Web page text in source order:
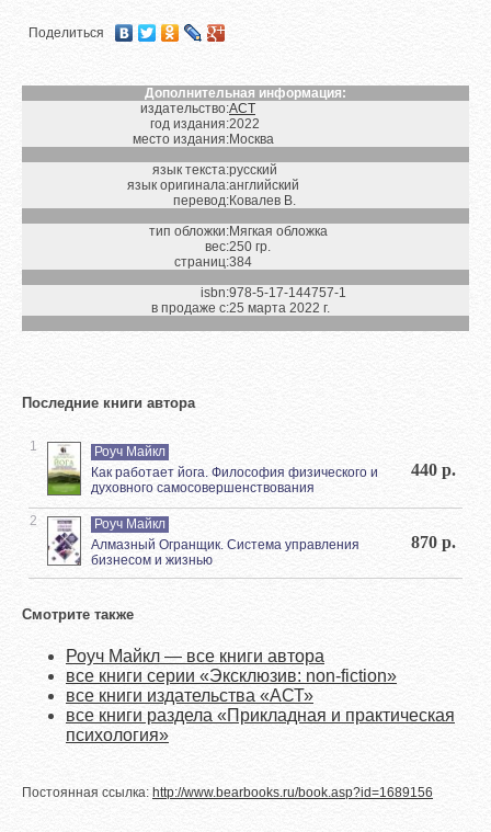
Поделиться
Дополнительная информация:
издательство:АСТ
год издания:2022
место издания:Москва
язык текста:русский
язык оригинала:английский
перевод:Ковалев В.
тип обложки:Мягкая обложка
вес:250 гр.
страниц:384
isbn:978-5-17-144757-1
в продаже с:25 марта 2022 г.
Последние книги автора
1
Роуч Майкл
Как работает йога. Философия физического и
духовного самосовершенствования
440 р.
2
Роуч Майкл
Алмазный Огранщик. Система управления
бизнесом и жизнью
870 р.
Смотрите также
Роуч Майкл — все книги автора
все книги серии «Эксклюзив: non-fiction»
все книги издательства «АСТ»
все книги раздела «Прикладная и практическая
психология»
Постоянная ссылка: http://www.bearbooks.ru/book.asp?id=1689156